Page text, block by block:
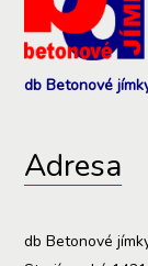
db Betonové
Adresa
db Betonové